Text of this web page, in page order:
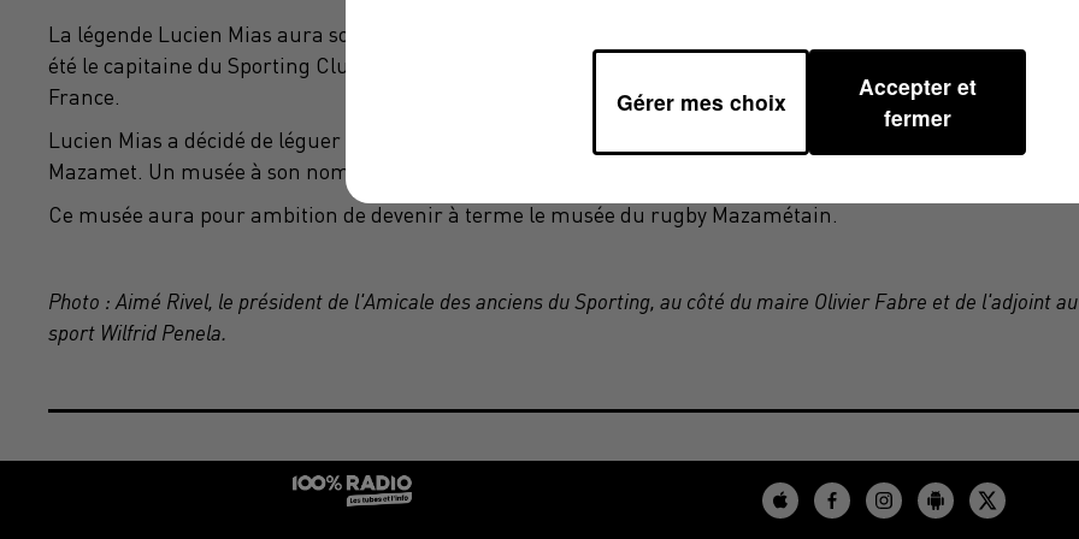
La légende Lucien Mias aura son musée à Mazamet ! Celui qui était surnommé
été le capitaine du Sporting Club Mazamétain, dans les années 50. Il compte aussi 29 sélections avec le XV
France.
Lucien Mias a décidé de léguer son patrimoine rugbystique (ses écrits, des vidéos, des objets...) à la ville de
Mazamet. Un musée à son nom sera donc bientôt créé à la Maison des Mémoires.
Ce musée aura pour ambition de devenir à terme le musée du rugby Mazamétain.
Photo : Aimé Rivel, le président de l'Amicale des anciens du Sporting, au côté du maire Olivier Fabre et de l'adjoint au
sport Wilfrid Penela.
Gérer mes choix
Accepter et
fermer